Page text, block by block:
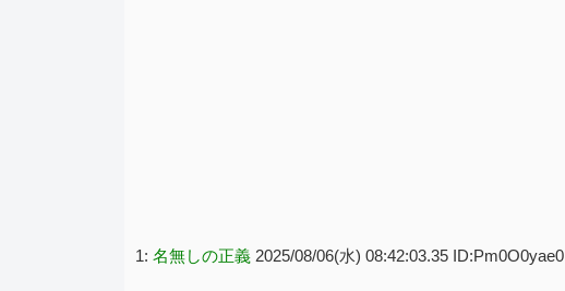
1: 名無しの正義 2025/08/06(水) 08:42:03.35 ID:Pm0O0yae0